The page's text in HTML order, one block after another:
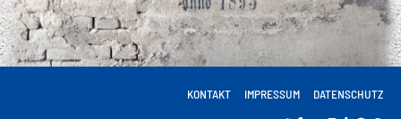
KONTAKT IMPRESSUM DATENSCHUTZ